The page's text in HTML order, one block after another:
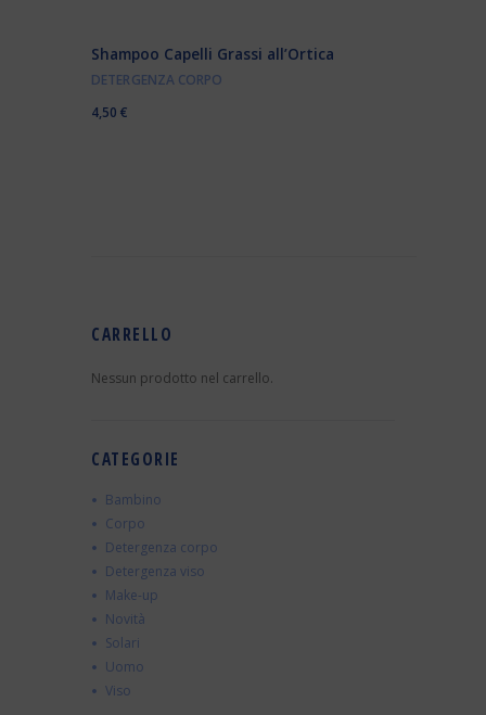
Shampoo Capelli Grassi all’Ortica
DETERGENZA CORPO
4,50 €
CARRELLO
Nessun prodotto nel carrello.
CATEGORIE
Bambino
Corpo
Detergenza corpo
Detergenza viso
Make-up
Novità
Solari
Uomo
Viso